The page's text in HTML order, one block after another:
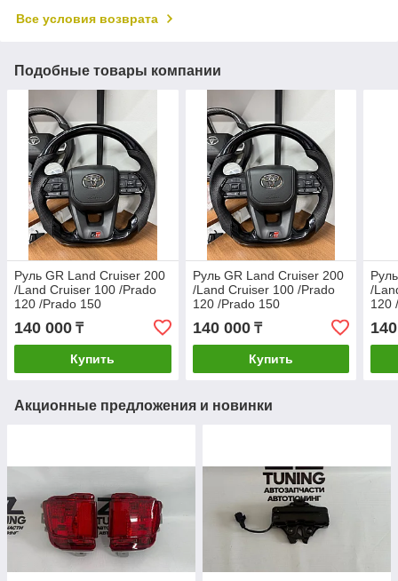
Все условия возврата
Подобные товары компании
Руль GR Land Cruiser 200
/Land Cruiser 100 /Prado
120 /Prado 150
140 000 ₸
Купить
Руль GR Land Cruiser 200
/Land Cruiser 100 /Prado
120 /Prado 150
140 000₸
Купить
/
120
Акционные предложения и новинки